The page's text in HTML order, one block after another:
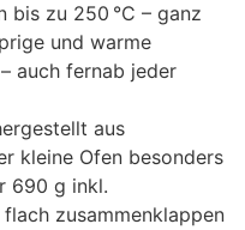
bis zu 250 °C – ganz
und warme
auch fernab jeder
aus
kleine Ofen besonders
690 g inkl.
zusammenklappen